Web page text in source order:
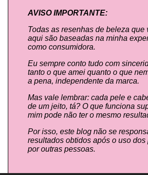
AVISO IMPORTANTE:
Todas as resenhas de beleza que
aqui são baseadas na minha
como consumidora.
Eu sempre conto tudo com
tanto o que amei quanto o que
a pena, independente da marca.
Mas vale lembrar: cada pele e
de um jeito, tá? O que funciona
mim pode não ter o mesmo
Por isso, este blog não se
resultados obtidos após o uso dos
por outras pessoas.